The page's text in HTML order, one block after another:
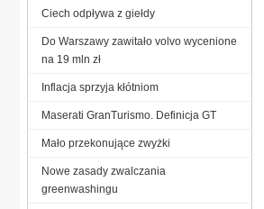
Ciech odpływa z giełdy
Do Warszawy zawitało volvo wycenione
na 19 mln zł
Inflacja sprzyja kłótniom
Maserati GranTurismo. Definicja GT
Mało przekonujące zwyżki
Nowe zasady zwalczania
greenwashingu